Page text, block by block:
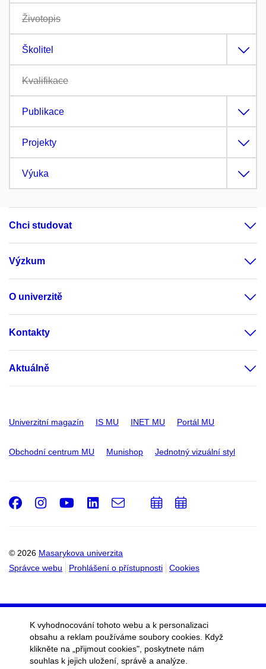
Životopis
Školitel
Kvalifikace
Publikace
Projekty
Výuka
Chci studovat
Výzkum
O univerzitě
Kontakty
Aktuálně
Univerzitní magazín IS MU INET MU Portál MU
Obchodní centrum MU Munishop Jednotný vizuální styl
© 2026 Masarykova univerzita
Správce webu
Prohlášení o přístupnosti Cookies
Facebook
Instagram
Youtube
LinkedIn
e-
PřidatPřidat
K vyhodnocování tohoto webu a k personalizaci
obsahu a reklam používáme soubory cookies. Když
klikněte na „přijmout cookies", poskytnete nám
souhlas k jejich uložení, správě a analýze.